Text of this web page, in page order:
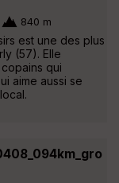
840 m
est une des plus
(57). Elle
qui
aime aussi se